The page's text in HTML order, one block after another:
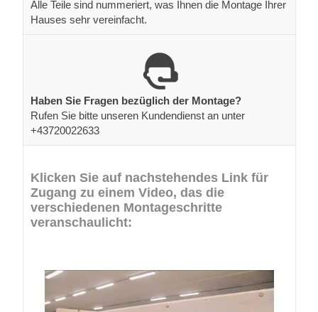
Alle Teile sind nummeriert, was Ihnen die Montage Ihrer
Hauses sehr vereinfacht.
Haben Sie Fragen bezüglich der Montage?
Rufen Sie bitte unseren Kundendienst an unter
+43720022633
Klicken Sie auf nachstehendes Link für
Zugang zu einem Video, das die
verschiedenen Montageschritte
veranschaulicht: